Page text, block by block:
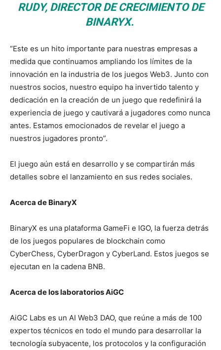
RUDY, DIRECTOR DE CRECIMIENTO DE
BINARYX.
“Este es un hito importante para nuestras empresas a
medida que continuamos ampliando los límites de la
innovación en la industria de los juegos Web3. Junto con
nuestros socios, nuestro equipo ha invertido talento y
dedicación en la creación de un juego que redefinirá la
experiencia de juego y cautivará a jugadores como nunca
antes. Estamos emocionados de revelar el juego a
nuestros jugadores pronto”.
El juego aún está en desarrollo y se compartirán más
detalles sobre el lanzamiento en sus redes sociales.
Acerca de BinaryX
BinaryX es una plataforma GameFi e IGO, la fuerza detrás
de los juegos populares de blockchain como
CyberChess, CyberDragon y CyberLand. Estos juegos se
ejecutan en la cadena BNB.
Acerca de los laboratorios AiGC
AiGC Labs es un AI Web3 DAO, que reúne a más de 100
expertos técnicos en todo el mundo para desarrollar la
tecnología subyacente, los protocolos y la configuración